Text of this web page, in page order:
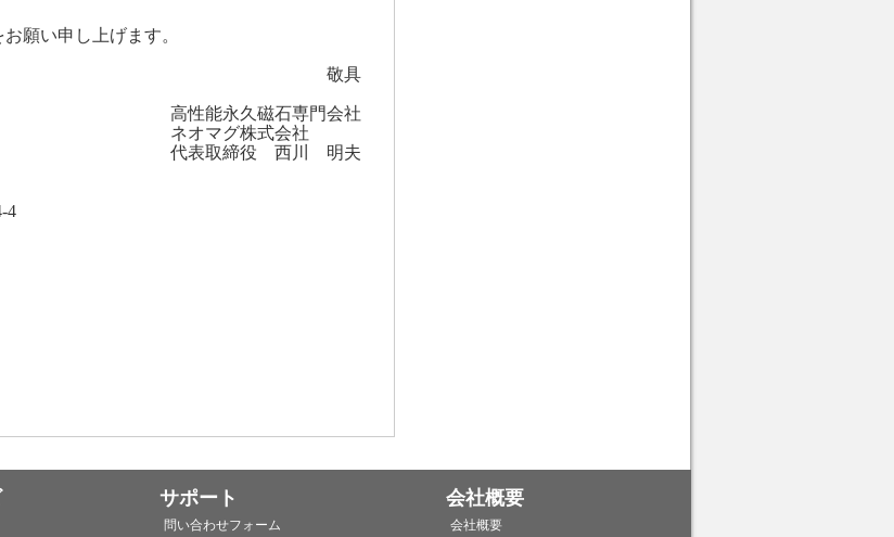
願い申し上げます。
敬具
高性能永久磁石専門会社
ネオマグ株式会社
代表取締役 西川 明夫
サポート
問い合わせフォーム
会社概要
会社概要